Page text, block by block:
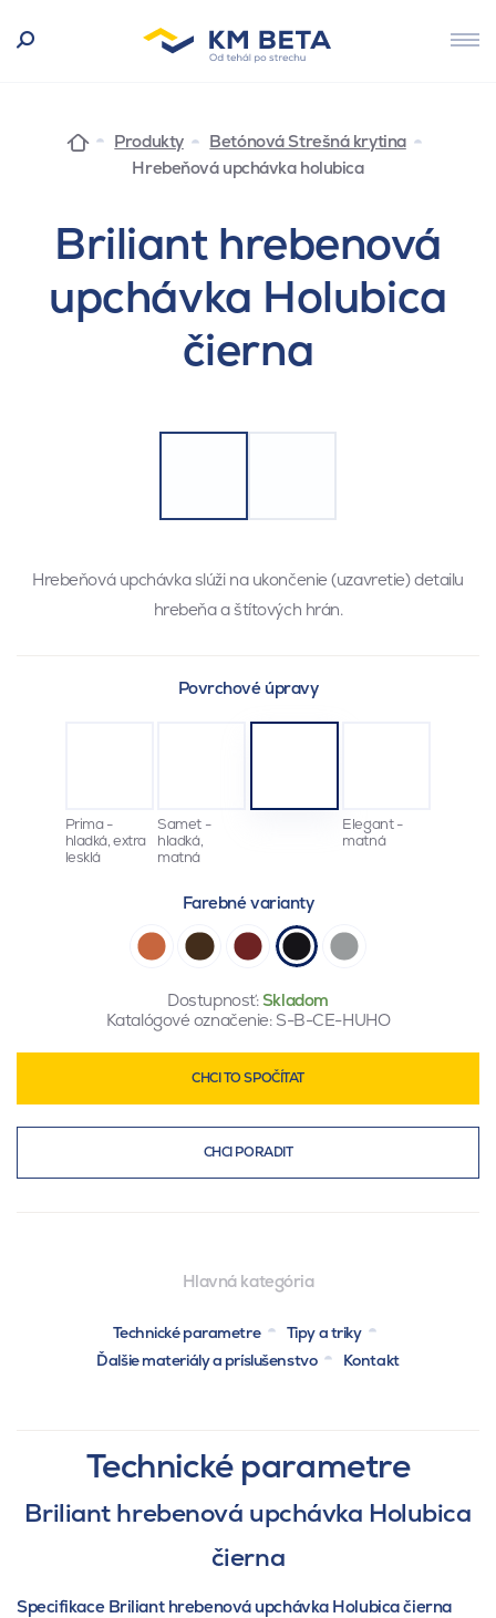
Produkty
Betónová Strešná krytina
Hrebeňová upchávka holubica
Briliant hrebenová
upchávka Holubica
čierna
Hrebeňová upchávka slúži na ukončenie (uzavretie) detailu
hrebeňa a štítových hrán.
Povrchové úpravy
Prima -
hladká, extra
lesklá
Samet -
hladká,
matná
Elegant -
matná
Farebné varianty
Dostupnosť:Skladom
Katalógové označenie: S-B-CE-HUHO
CHCI TO SPOČÍTAT
CHCI PORADIT
Hlavná kategória
Technické parametre
Tipy a triky
Ďalšie materiály a príslušenstvo
Kontakt
Technické parametre
Briliant hrebenová upchávka Holubica
čierna
Specifikace Briliant hrebenová upchávka Holubica čierna